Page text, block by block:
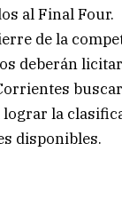
al Final Four.
de la
deberán
la
disponibles.